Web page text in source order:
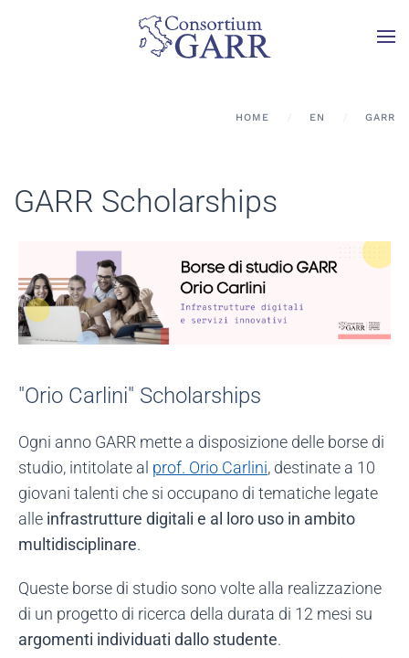
Skip to main content
HOME EN GARR
GARR Scholarships
"Orio Carlini" Scholarships
Ogni anno GARR mette a disposizione delle borse di
studio, intitolate al prof. Orio Carlini, destinate a 10
giovani talenti che si occupano di tematiche legate
alle infrastrutture digitali e al loro uso in ambito
multidisciplinare.
Queste borse di studio sono volte alla realizzazione
di un progetto di ricerca della durata di 12 mesi su
argomenti individuati dallo studente.